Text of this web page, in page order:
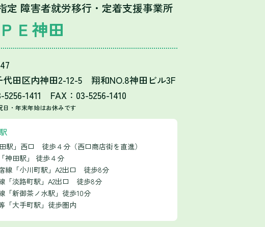
定 障害者就労移行・定着支援事業所
Ｅ神田
代田区内神田2-12-5 翔和NO.8神田ビル3F
5256-1411 FAX：03-5256-1410
・年末年始はお休みです
駅」西口 徒歩４分（西口商店街を直進）
神田駅」 徒歩４分
線「小川町駅」A2出口 徒歩8分
「淡路町駅」A2出口 徒歩8分
「新御茶ノ水駅」徒歩10分
「大手町駅」徒歩圏内